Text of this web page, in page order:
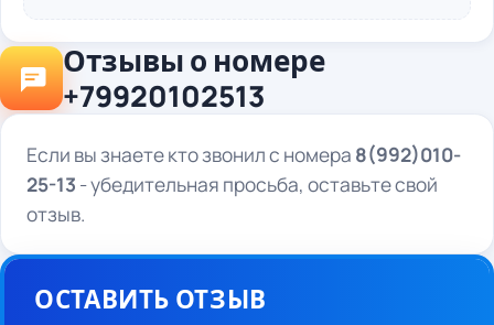
Отзывы о номере
+79920102513
Если вы знаете кто звонил с номера 8(992)010-
25-13 - убедительная просьба, оставьте свой
отзыв.
ОСТАВИТЬ ОТЗЫВ